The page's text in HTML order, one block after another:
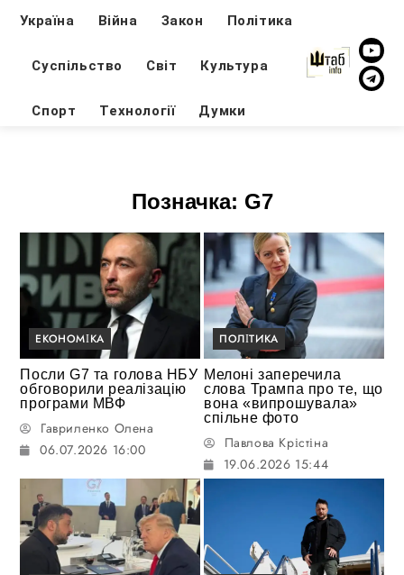
Україна Війна Закон Політика
Суспільство Світ Культура
Спорт Технології Думки
Позначка: G7
ЕКОНОМІКА
Посли G7 та голова НБУ
обговорили реалізацію
програми МВФ
Гавриленко Олена
06.07.2026 16:00
ПОЛІТИКА
Мелоні заперечила
слова Трампа про те, що
вона «випрошувала»
спільне фото
Павлова Крістіна
19.06.2026 15:44